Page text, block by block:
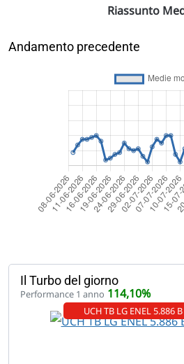
Riassunto
Andamento precedente
Il Turbo del giorno
Performance 1 anno 114,10%
UCH TB LG ENEL 5.886